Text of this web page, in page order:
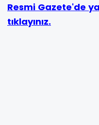
Resmi Gazete'de
tıklayınız.